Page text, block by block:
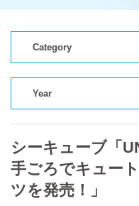
NEWS
シーキューブ
カサネオ
バックハウスイリエ
Category
Year
シーキューブ「
手ごろでキュー
ツを発売！」